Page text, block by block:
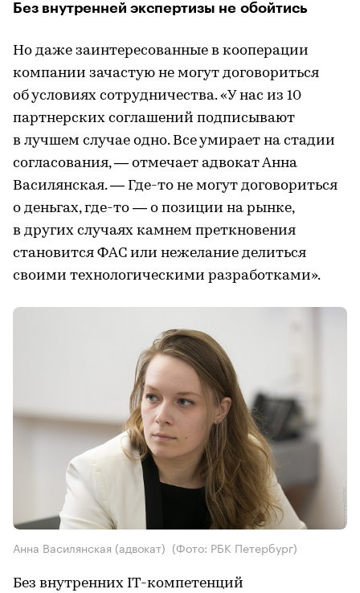
Без внутренней экспертизы не обойтись
Но даже заинтересованные в кооперации
компании зачастую не могут договориться
об условиях сотрудничества. «У нас из 10
партнерских соглашений подписывают
в лучшем случае одно. Все умирает на стадии
согласования, — отмечает адвокат Анна
Василянская. — Где-то не могут договориться
о деньгах, где-то — о позиции на рынке,
в других случаях камнем преткновения
становится ФАС или нежелание делиться
своими технологическими разработками».
Анна Василянская (адвокат) (Фото: РБК Петербург)
Без внутренних IT-компетенций